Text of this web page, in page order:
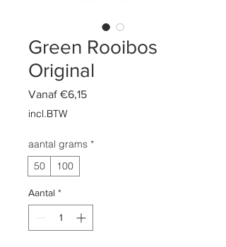
Green Rooibos
Original
Vanaf€6,15Verkoopprijs
incl.BTW
aantal grams *
50
100
Aantal *